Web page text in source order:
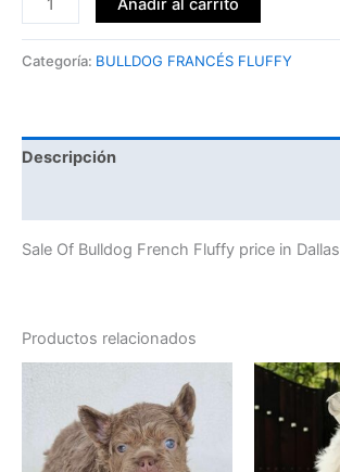
Añadir al carrito
Categoría: BULLDOG FRANCÉS FLUFFY
Descripción
Sale Of Bulldog French Fluffy price in Dallas
Productos relacionados